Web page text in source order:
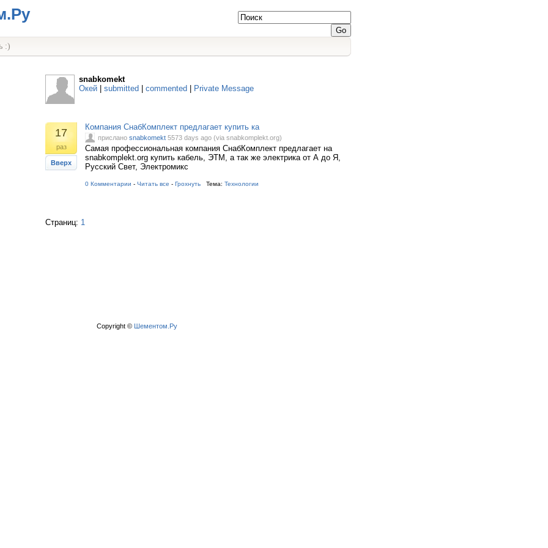
:)
snabkomekt
Окей
submitted commented Private Message
17
раз
Вверх
Компания СнабКомплект предлагает купить ка
прислано snabkomekt 5573 days ago (via snabkomplekt.org)
Самая профессиональная компания СнабКомплект предлагает на
snabkomplekt.org купить кабель, ЭТМ, а так же электрика от А до Я,
Русский Свет, Электромикс
0 Комментарии - Читать все - Грохнуть Тема: Технологии
Страниц: 1
Copyright © Шементом.Ру